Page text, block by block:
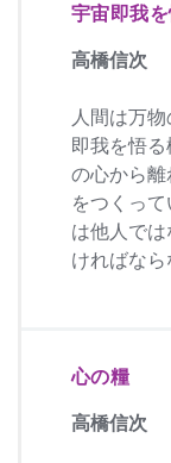
宇宙即我
高橋信次
人間は万
即我を悟
の心から
をつくっ
は他人で
ければなら
心の糧
高橋信次